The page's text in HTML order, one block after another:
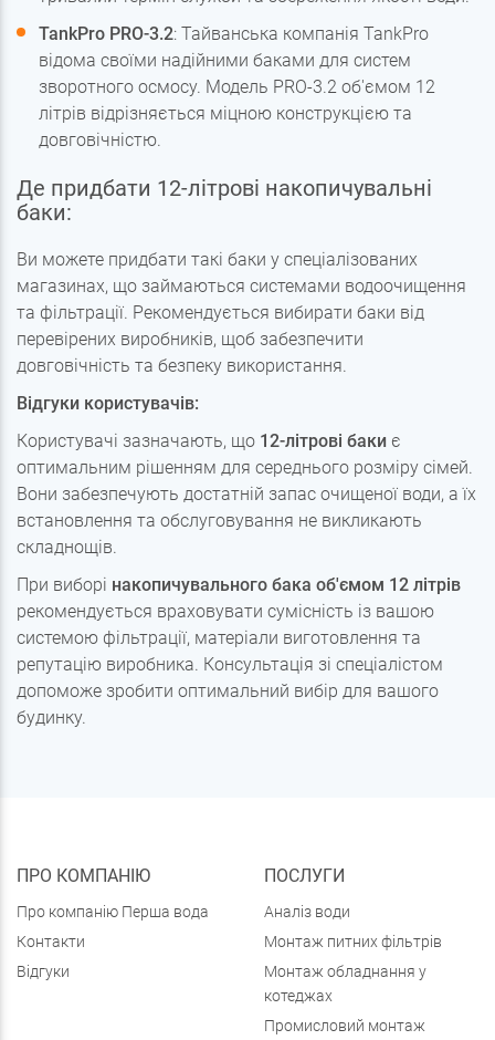
TankPro PRO-3.2: Тайванська компанія TankPro
відома своїми надійними баками для систем
зворотного осмосу. Модель PRO-3.2 об'ємом 12
літрів відрізняється міцною конструкцією та
довговічністю.
Де придбати 12-літрові накопичувальні
баки:
Ви можете придбати такі баки у спеціалізованих
магазинах, що займаються системами водоочищення
та фільтрації. Рекомендується вибирати баки від
перевірених виробників, щоб забезпечити
довговічність та безпеку використання.
Відгуки користувачів:
Користувачі зазначають, що 12-літрові баки є
оптимальним рішенням для середнього розміру сімей.
Вони забезпечують достатній запас очищеної води, а їх
встановлення та обслуговування не викликають
складнощів.
При виборі накопичувального бака об'ємом 12 літрів
рекомендується враховувати сумісність із вашою
системою фільтрації, матеріали виготовлення та
репутацію виробника. Консультація зі спеціалістом
допоможе зробити оптимальний вибір для вашого
будинку.
ПРО КОМПАНІЮ
Про компанію Перша вода
Контакти
Відгуки
ПОСЛУГИ
Аналіз води
Монтаж питних фільтрів
Монтаж обладнання у
котеджах
Промисловий монтаж